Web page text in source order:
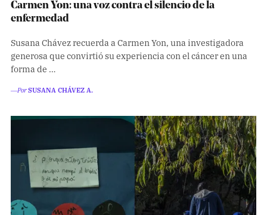
Carmen Yon: una voz contra el silencio de la
enfermedad
Susana Chávez recuerda a Carmen Yon, una investigadora
generosa que convirtió su experiencia con el cáncer en una
forma de …
―PorSUSANA CHÁVEZ A.